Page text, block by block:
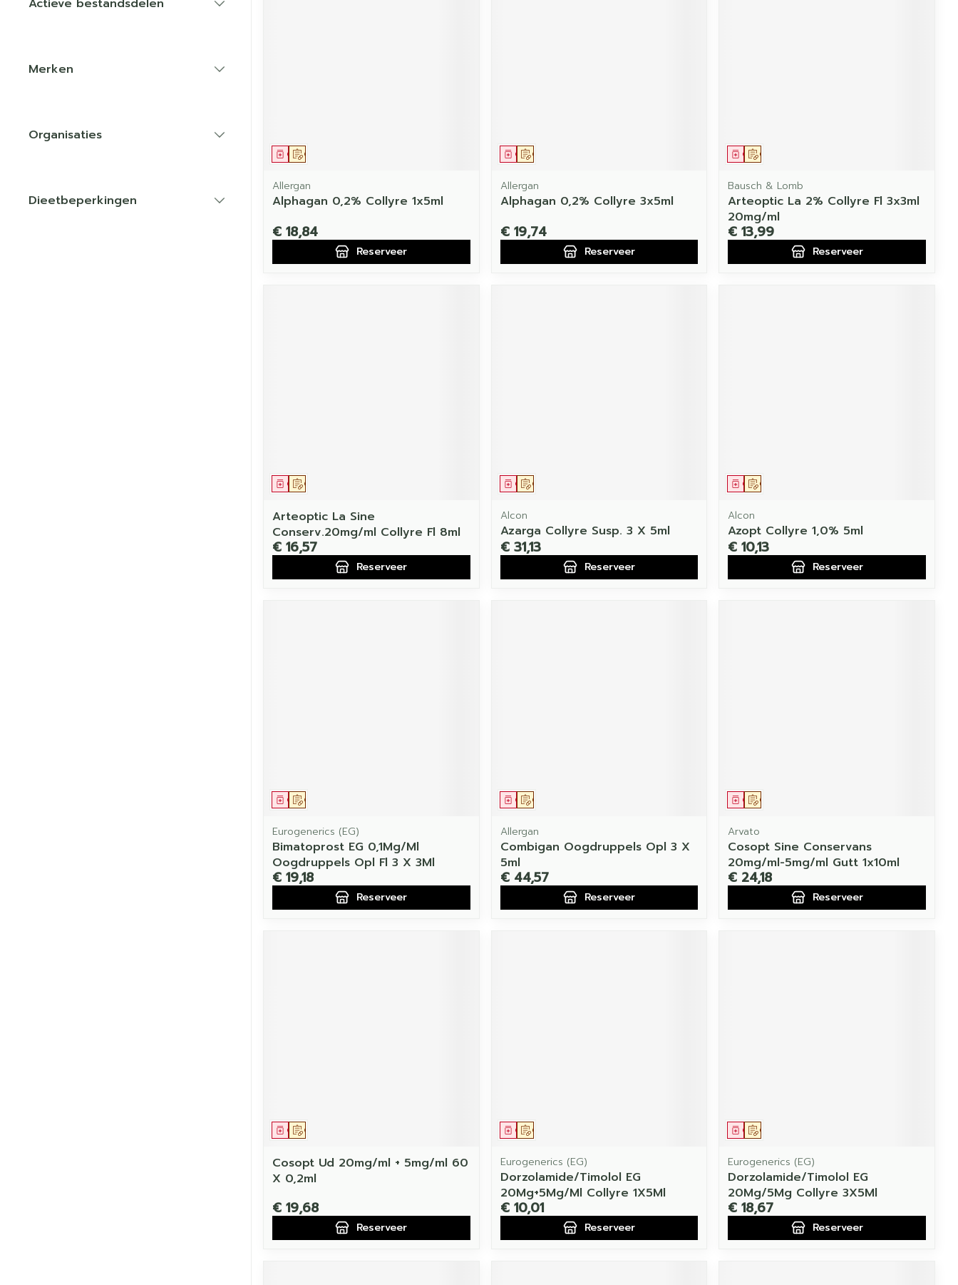
Actieve bestandsdelen
Merken
Organisaties
Dieetbeperkingen
Op voorschrift
Geneesmiddel
Allergan
Alphagan 0,2% Collyre 1x5ml
€ 18,84
Reserveer
Op voorschrift
Geneesmiddel
Allergan
Alphagan 0,2% Collyre 3x5ml
€ 19,74
Reserveer
Op voorschrift
Geneesmiddel
Bausch & Lomb
Arteoptic La 2% Collyre Fl 3x3ml
20mg/ml
€ 13,99
Reserveer
Op voorschrift
Geneesmiddel
Arteoptic La Sine
Conserv.20mg/ml Collyre Fl 8ml
€ 16,57
Reserveer
Op voorschrift
Geneesmiddel
Alcon
Azarga Collyre Susp. 3 X 5ml
€ 31,13
Reserveer
Op voorschrift
Geneesmiddel
Alcon
Azopt Collyre 1,0% 5ml
€ 10,13
Reserveer
Op voorschrift
Geneesmiddel
Eurogenerics (EG)
Bimatoprost EG 0,1Mg/Ml
Oogdruppels Opl Fl 3 X 3Ml
€ 19,18
Reserveer
Op voorschrift
Geneesmiddel
Allergan
Combigan Oogdruppels Opl 3 X
5ml
€ 44,57
Reserveer
Op voorschrift
Geneesmiddel
Arvato
Cosopt Sine Conservans
20mg/ml-5mg/ml Gutt 1x10ml
€ 24,18
Reserveer
Op voorschrift
Geneesmiddel
Cosopt Ud 20mg/ml + 5mg/ml 60
X 0,2ml
€ 19,68
Reserveer
Op voorschrift
Geneesmiddel
Eurogenerics (EG)
Dorzolamide/Timolol EG
20Mg+5Mg/Ml Collyre 1X5Ml
€ 10,01
Reserveer
Op voorschrift
Geneesmiddel
Eurogenerics (EG)
Dorzolamide/Timolol EG
20Mg/5Mg Collyre 3X5Ml
€ 18,67
Reserveer